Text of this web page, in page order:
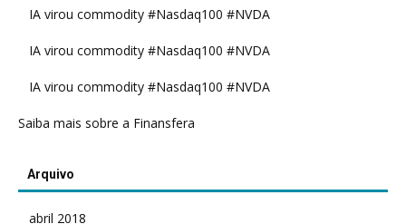
IA virou commodity #Nasdaq100 #NVDA
IA virou commodity #Nasdaq100 #NVDA
IA virou commodity #Nasdaq100 #NVDA
Saiba mais sobre a Finansfera
Arquivo
abril 2018